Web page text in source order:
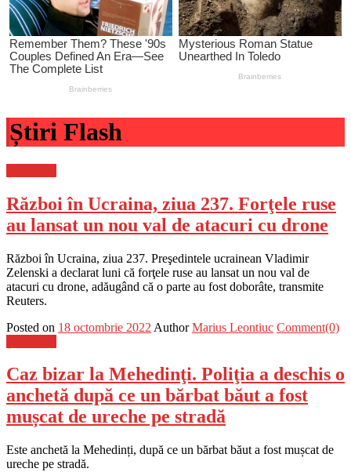
Știri Flash
Război în Ucraina, ziua 237. Forţele ruse
au lansat un nou val de atacuri cu drone
Război în Ucraina, ziua 237. Preşedintele ucrainean Vladimir
Zelenski a declarat luni că forţele ruse au lansat un nou val de
atacuri cu drone, adăugând că o parte au fost doborâte, transmite
Reuters.
Posted on 18 octombrie 2022 Author Marius Leontiuc Comment(0)
Caz bizar la Mehedinţi. Poliţia a deschis o
anchetă după ce un bărbat băut a fost
mușcat de ureche pe stradă
Este anchetă la Mehedinți, după ce un bărbat băut a fost mușcat de
ureche pe stradă.